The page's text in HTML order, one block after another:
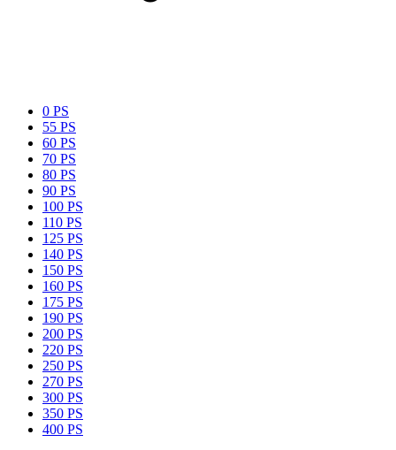
0 PS
55 PS
60 PS
70 PS
80 PS
90 PS
100 PS
110 PS
125 PS
140 PS
150 PS
160 PS
175 PS
190 PS
200 PS
220 PS
250 PS
270 PS
300 PS
350 PS
400 PS